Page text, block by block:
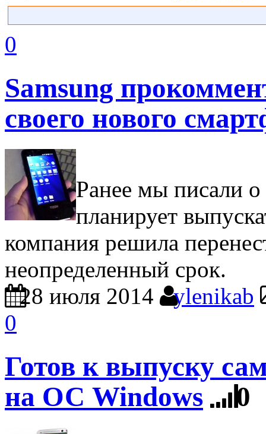
0
Samsung
своего нового
Ранее мы писали о
планирует
компания решила
неопределенный срок.
28 июля 2014
ylenikab
0
Готов к выпуску
на ОС Windows
0